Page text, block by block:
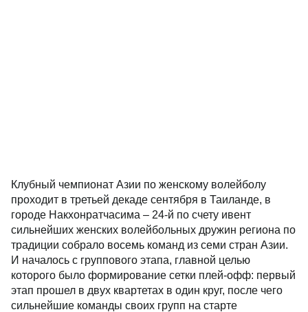
Клубный чемпионат Азии по женскому волейболу
проходит в третьей декаде сентября в Таиланде, в
городе Накхонратчасима – 24-й по счету ивент
сильнейших женских волейбольных дружин региона по
традиции собрало восемь команд из семи стран Азии.
И началось с группового этапа, главной целью
которого было формирование сетки плей-офф: первый
этап прошел в двух квартетах в один круг, после чего
сильнейшие команды своих групп на старте